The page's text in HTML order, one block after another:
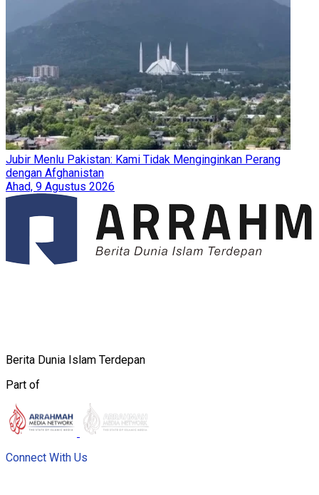
Jubir Menlu Pakistan: Kami Tidak Menginginkan Perang
dengan Afghanistan
Ahad, 9 Agustus 2026
Berita Dunia Islam Terdepan
Part of
Connect With Us